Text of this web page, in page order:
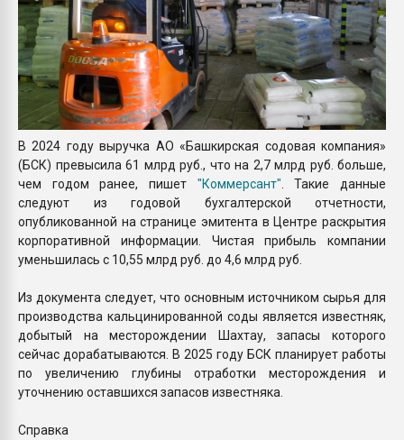
В 2024 году выручка АО «Башкирская содовая компания»
(БСК) превысила 61 млрд руб., что на 2,7 млрд руб. больше,
чем годом ранее, пишет "Коммерсант". Такие данные
следуют из годовой бухгалтерской отчетности,
опубликованной на странице эмитента в Центре раскрытия
корпоративной информации. Чистая прибыль компании
уменьшилась с 10,55 млрд руб. до 4,6 млрд руб.
Из документа следует, что основным источником сырья для
производства кальцинированной соды является известняк,
добытый на месторождении Шахтау, запасы которого
сейчас дорабатываются. В 2025 году БСК планирует работы
по увеличению глубины отработки месторождения и
уточнению оставшихся запасов известняка.
Справка